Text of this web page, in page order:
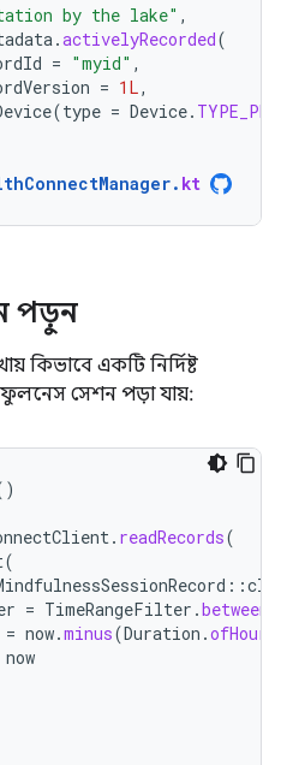
by the lake" ,
.activelyRecorded(
= "myid" ,
= 1L,
(type = Device.
. kt
পড়ুন
কিভাবে একটি নির্দিষ্ট
সেশন পড়া যায়:
. readRecords(
(
::
= TimeRangeFilter .between
= now.minus(Duration .ofHours
now